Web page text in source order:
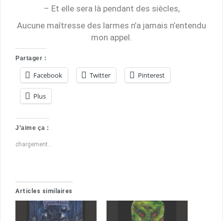
– Et elle sera là pendant des siècles,
Aucune maîtresse des larmes n’a jamais n’entendu
mon appel.
Partager :
Facebook Twitter Pinterest
Plus
J’aime ça :
chargement…
Articles similaires